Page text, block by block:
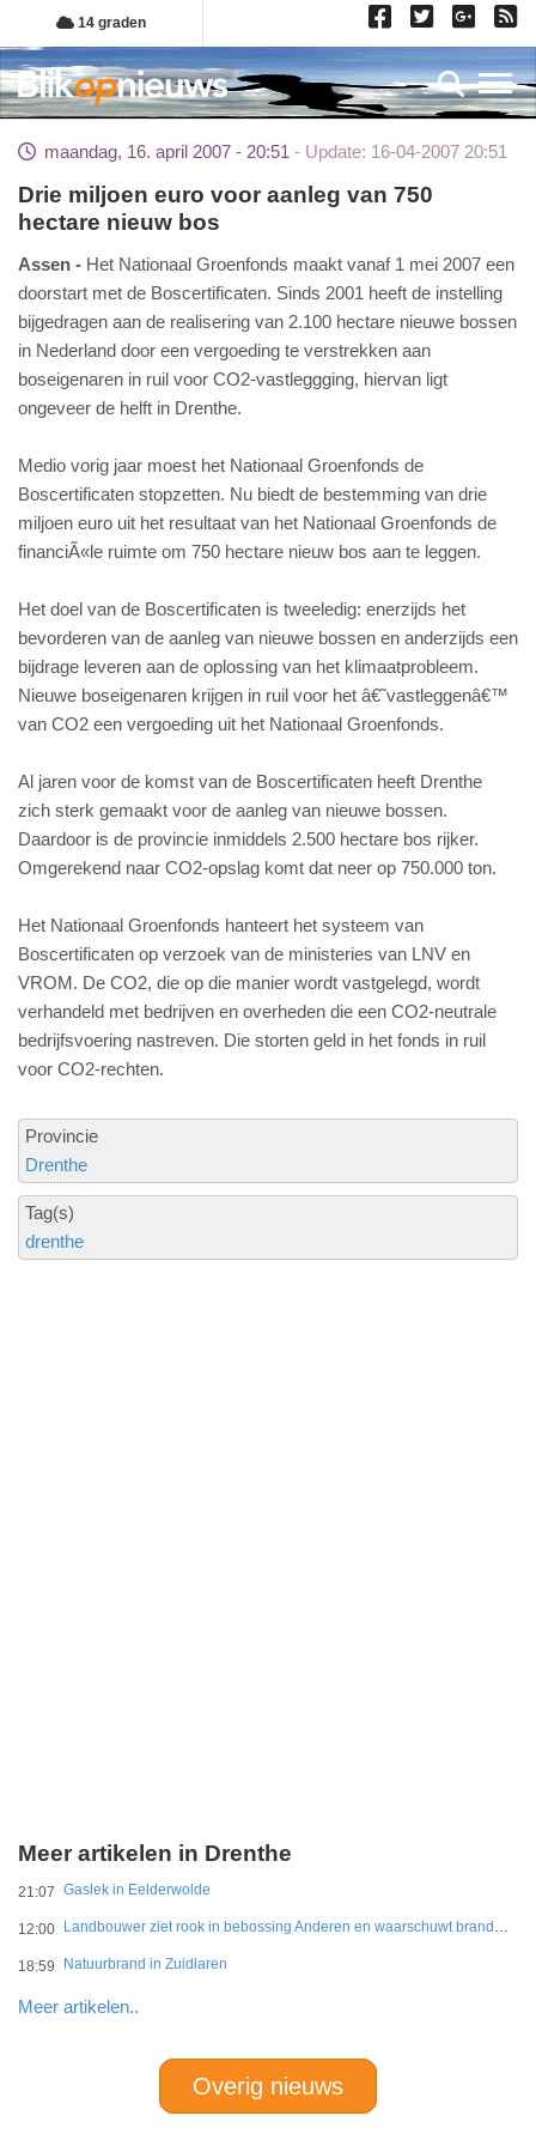
Overslaan
en
naar
de
gaan
14 graden
maandag, 16. april 2007 - 20:51 Update: 16-04-2007 20:51
Drie miljoen euro voor aanleg van 750
hectare nieuw bos
Assen
Het Nationaal Groenfonds maakt vanaf 1 mei 2007 een
doorstart met de Boscertificaten. Sinds 2001 heeft de instelling
bijgedragen aan de realisering van 2.100 hectare nieuwe bossen
in Nederland door een vergoeding te verstrekken aan
boseigenaren in ruil voor CO2-vastleggging, hiervan ligt
ongeveer de helft in Drenthe.
Medio vorig jaar moest het Nationaal Groenfonds de
Boscertificaten stopzetten. Nu biedt de bestemming van drie
miljoen euro uit het resultaat van het Nationaal Groenfonds de
financiÃ«le ruimte om 750 hectare nieuw bos aan te leggen.
Het doel van de Boscertificaten is tweeledig: enerzijds het
bevorderen van de aanleg van nieuwe bossen en anderzijds een
bijdrage leveren aan de oplossing van het klimaatprobleem.
Nieuwe boseigenaren krijgen in ruil voor het â€˜vastleggenâ€™
van CO2 een vergoeding uit het Nationaal Groenfonds.
Al jaren voor de komst van de Boscertificaten heeft Drenthe
zich sterk gemaakt voor de aanleg van nieuwe bossen.
Daardoor is de provincie inmiddels 2.500 hectare bos rijker.
Omgerekend naar CO2-opslag komt dat neer op 750.000 ton.
Het Nationaal Groenfonds hanteert het systeem van
Boscertificaten op verzoek van de ministeries van LNV en
VROM. De CO2, die op die manier wordt vastgelegd, wordt
verhandeld met bedrijven en overheden die een CO2-neutrale
bedrijfsvoering nastreven. Die storten geld in het fonds in ruil
voor CO2-rechten.
Provincie
Drenthe
Tag(s)
drenthe
Meer artikelen in Drenthe
21:07 Gaslek in Eelderwolde
12:00 Landbouwer ziet rook in bebossing Anderen en waarschuwt brandweer
18:59 Natuurbrand in Zuidlaren
Meer artikelen..
Overig nieuws